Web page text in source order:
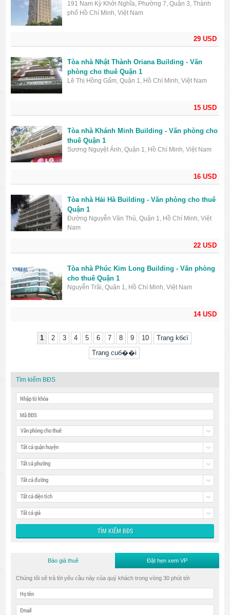
29 USD
191 Nam Kỳ Khởi Nghĩa, Phường 7, Quận 3, Thành
phố Hồ Chí Minh, Việt Nam
15 USD
Tòa nhà Nhật Thành Oriana Building - Văn
phòng cho thuê Quận 1
Lê Thị Hồng Gấm, Quận 1, Hồ Chí Minh, Việt Nam
16 USD
Tòa nhà Khánh Minh Building - Văn phòng cho
thuê Quận 1
Sương Nguyệt Ánh, Quận 1, Hồ Chí Minh, Việt Nam
22 USD
Tòa nhà Hải Hà Building - Văn phòng cho thuê
Quận 1
Đường Nguyễn Văn Thủ, Quận 1, Hồ Chí Minh, Việt
Nam
14 USD
Tòa nhà Phúc Kim Long Building - Văn phòng
cho thuê Quận 1
Nguyễn Trãi, Quận 1, Hồ Chí Minh, Việt Nam
1 2 3 4 5 6 7 8 9 10
Trang kбєї
Trang cuб��i
Tìm kiếm BĐS
Văn phòng cho thuê
Tất cả quận huyện
Tất cả phường
Tất cả đường
Tất cả diện tích
Tất cả giá
Báo giá thuê Đặt hẹn xem VP
Chúng tôi sẽ trả lời yêu cầu này của quý khách trong vòng 30 phút tới